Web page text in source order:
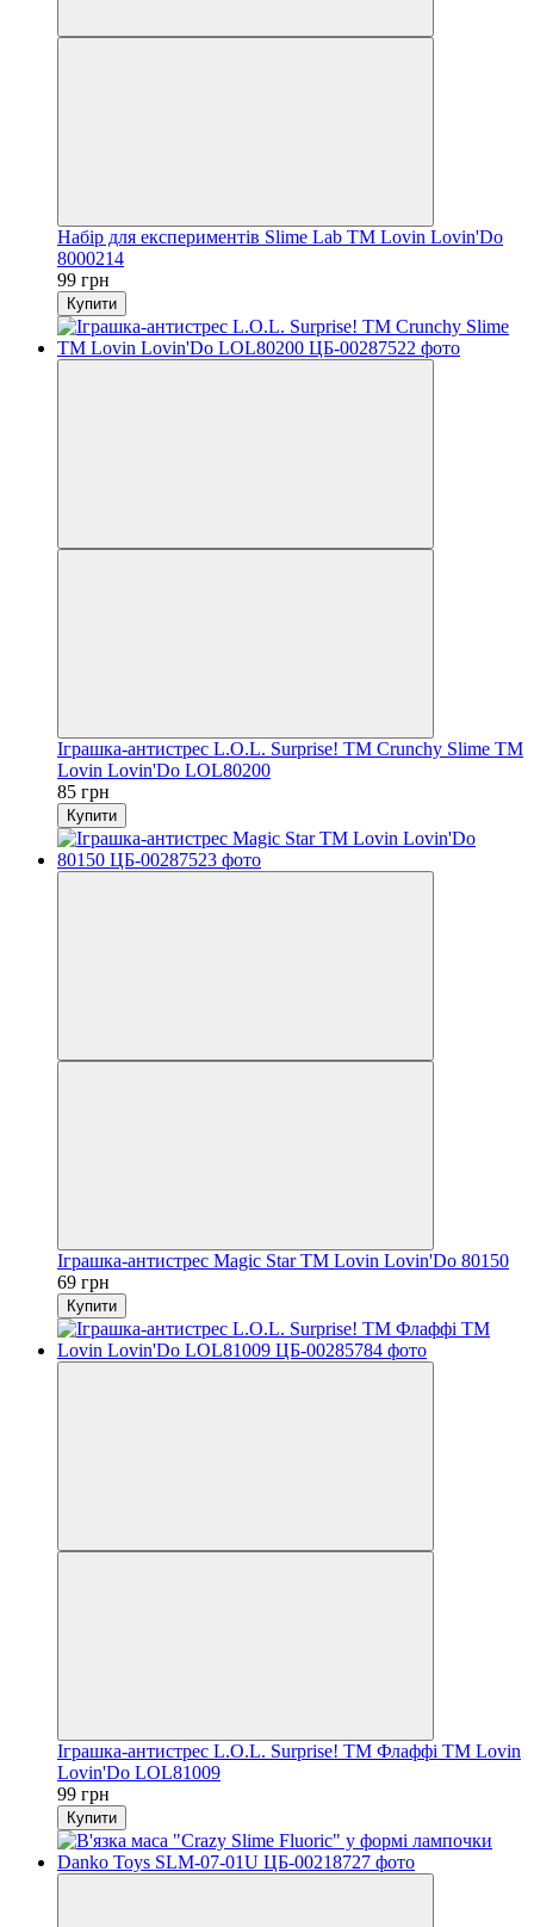
Набір для експериментів Slime Lab ТМ Lovin Lovin'Do
8000214
99 грн
Купити
Іграшка-антистрес L.O.L. Surprise! TM Crunchy Slime ТМ
Lovin Lovin'Do LOL80200
85 грн
Купити
Іграшка-антистрес Magic Star ТМ Lovin Lovin'Do 80150
69 грн
Купити
Іграшка-антистрес L.O.L. Surprise! TM Флаффі ТМ Lovin
Lovin'Do LOL81009
99 грн
Купити